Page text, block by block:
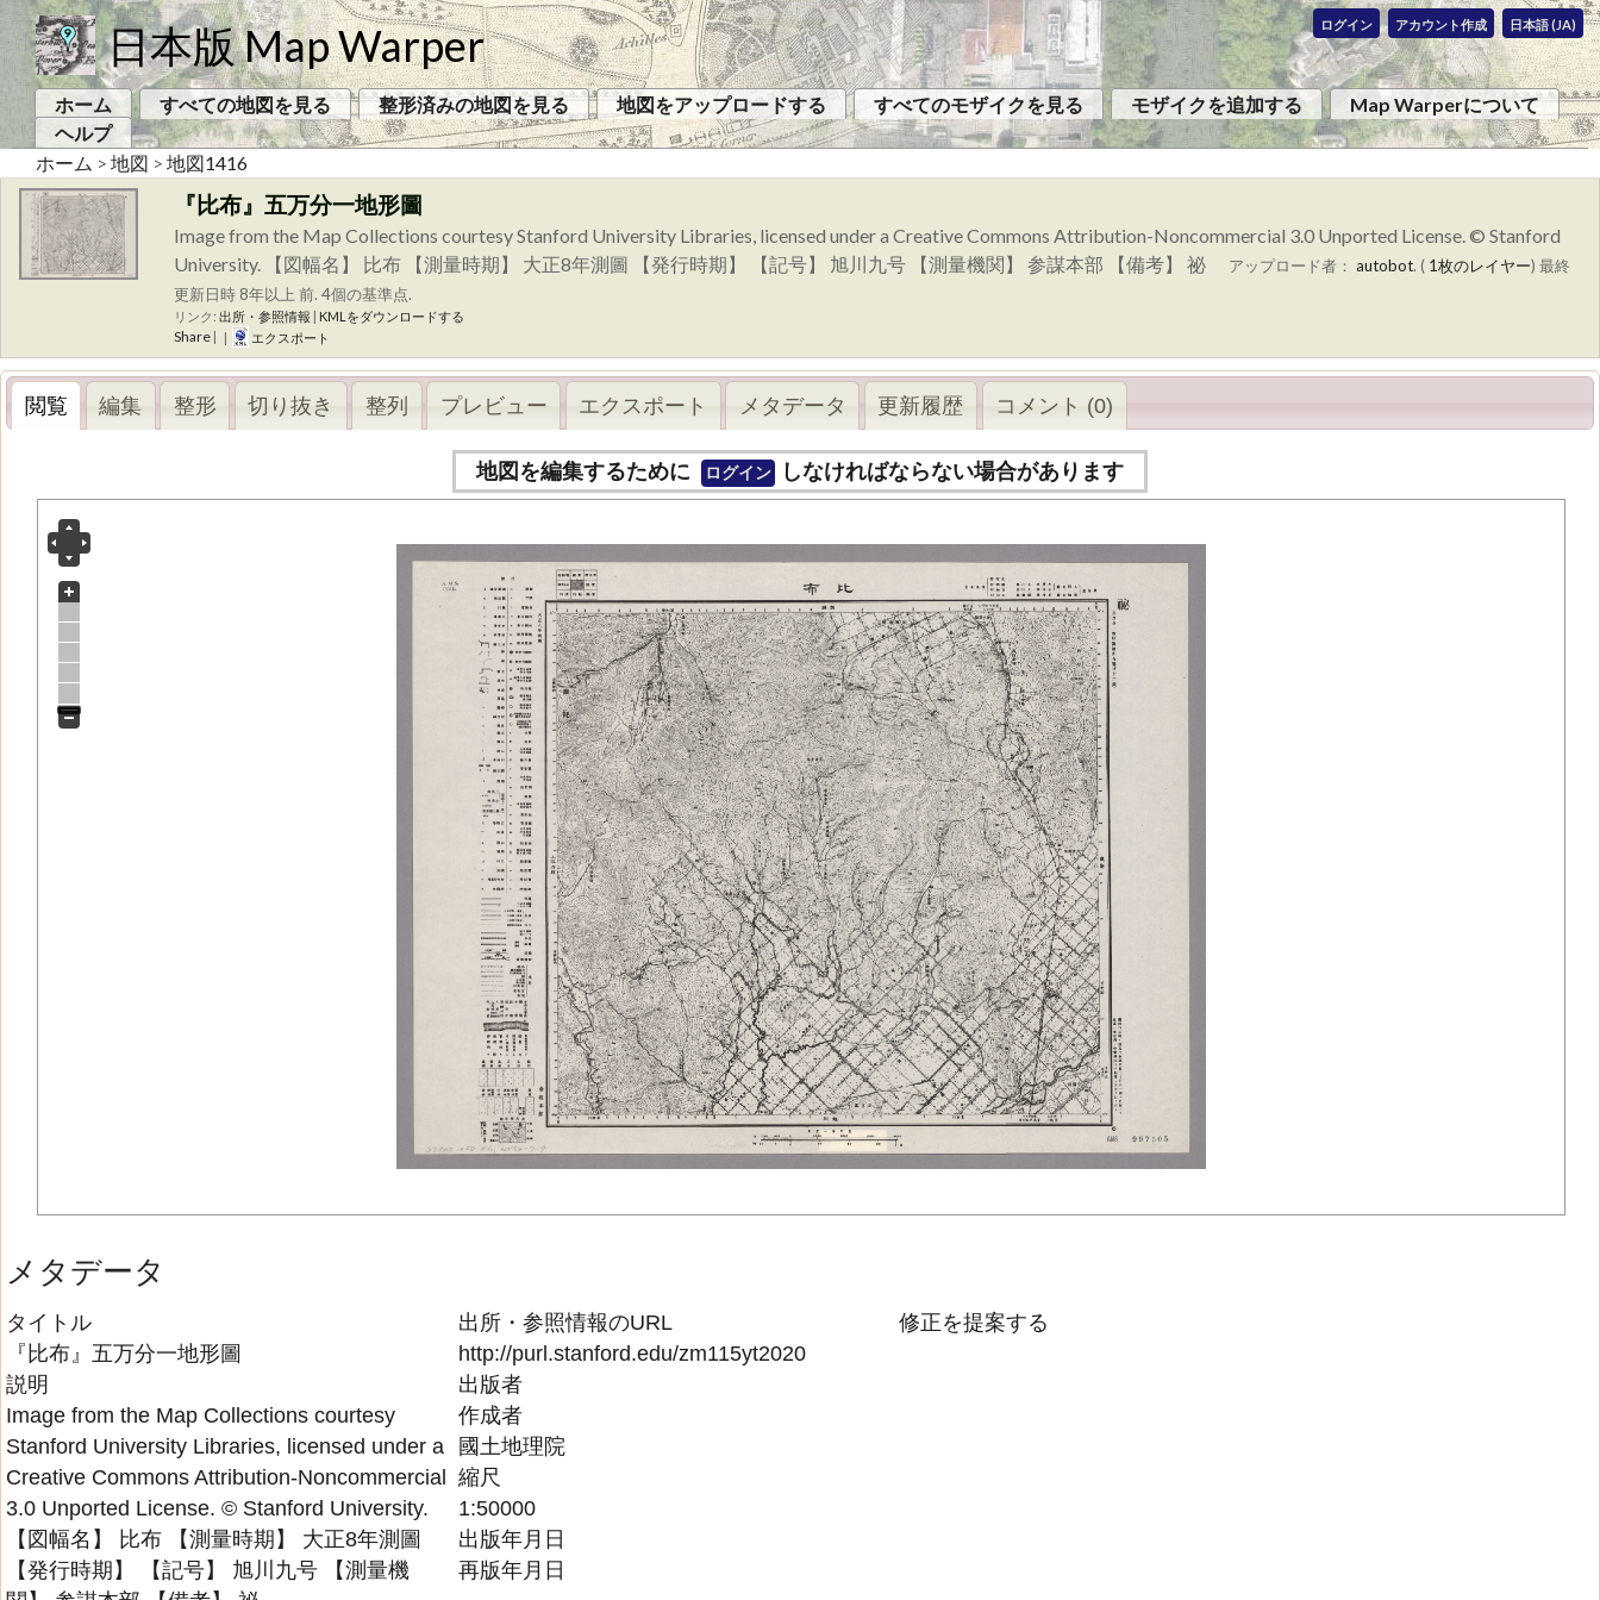
日本版 Map Warper ログイン アカウント作成 日本語 (JA)
ホーム すべての地図を見る 整形済みの地図を見る 地図をアップロードする すべてのモザイクを見る モザイクを追加する
Map Warperについて
ヘルプ
ホーム > 地図 > 地図1416
『比布』五万分一地形圖
Image from the Map Collections courtesy Stanford University Libraries, licensed under a Creative Commons Attribution-Noncommercial 3.0 Unported License. © Stanford
University. 【図幅名】 比布 【測量時期】 大正8年測圖 【発行時期】 【記号】 旭川九号 【測量機関】 参謀本部 【備考】 祕
アップロード者： autobot. ( 1枚のレイヤー) 最終
更新日時 8年以上 前. 4個の基準点.
リンク: 出所・参照情報 | KMLをダウンロードする
Share | | エクスポート
閲覧 編集 整形 切り抜き 整列 プレビュー エクスポート メタデータ 更新履歴 コメント (0)
地図を編集するために ログイン しなければならない場合があります
メタデータ
タイトル
『比布』五万分一地形圖
説明
Image from the Map Collections courtesy
Stanford University Libraries, licensed under a
Creative Commons Attribution-Noncommercial
3.0 Unported License. © Stanford University.
【図幅名】 比布 【測量時期】 大正8年測圖
【発行時期】 【記号】 旭川九号 【測量機
出所・参照情報のURL
http://purl.stanford.edu/zm115yt2020
出版者
作成者
國土地理院
縮尺
1:50000
出版年月日
再版年月日
修正を提案する